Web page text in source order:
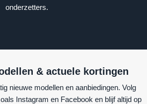
onderzetters.
& actuele kortingen
nieuwe modellen en aanbiedingen. Volg
Instagram en Facebook en blijf altijd op